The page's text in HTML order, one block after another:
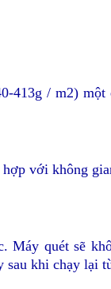
413g / m2) một
với không
quét sẽ
khi chạy lại